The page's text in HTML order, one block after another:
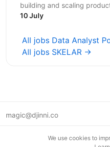
building and scaling
entertainment industry. We
10 July
All jobs Data Analyst
All jobs SKELAR →
magic@djinni.co
We use cookies to